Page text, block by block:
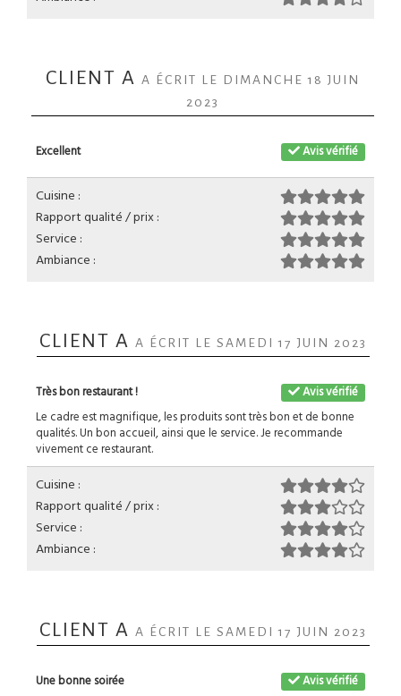
CLIENT A A ÉCRIT LE DIMANCHE 18 JUIN
2023
Avis vérifié
Excellent
Cuisine :
Rapport qualité / prix :
Service :
Ambiance :
CLIENT A A ÉCRIT LE SAMEDI 17 JUIN 2023
Avis vérifié
Très bon restaurant !
Le cadre est magnifique, les produits sont très bon et de bonne
qualités. Un bon accueil, ainsi que le service. Je recommande
vivement ce restaurant.
Cuisine :
Rapport qualité / prix :
Service :
Ambiance :
CLIENT A A ÉCRIT LE SAMEDI 17 JUIN 2023
Avis vérifié
Une bonne soirée